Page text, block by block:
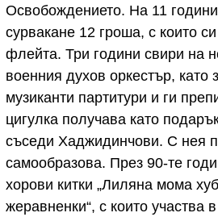
Освобождението. На 11
сурвакане 12 гроша, с които
флейта. Три години свири на
военния духов оркестър, като
музиканти партитури и ги
цигулка получава като
съседи Хаджидинчови. С нея
самообразова. През 90-те
хорови китки „Лиляна мома
жеравненки“, с които участва